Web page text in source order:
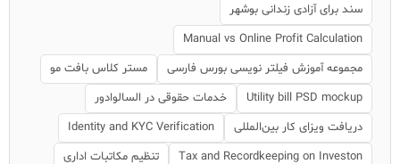
سند برای آزادی زندانی بوشهر
Manual vs Online Profit Calculation
مجموعه آموزش فیلتر نویسی بورس فارسی
مستر کلاس بافت مو
Utility bill PSD mockup
خدمات حقوقی در السالوادور
دریافت ویزای کار بین‌المللی
Identity and KYC Verification
Tax and Recordkeeping on Investon
تنظیم مکاتبات اداری